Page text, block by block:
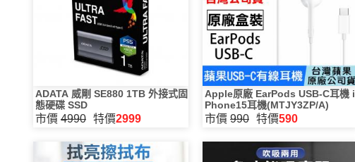
ADATA 威剛 SE880 1TB 外接式固
態硬碟 SSD
市價 4990 特價2999
Apple原廠 EarPods USB-C耳機 i
Phone15耳機(MTJY3ZP/A)
市價 990 特價590